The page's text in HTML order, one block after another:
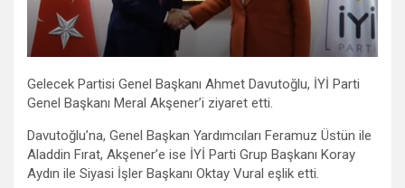
Gelecek Partisi Genel Başkanı Ahmet Davutoğlu, İYİ Parti
Genel Başkanı Meral Akşener’i ziyaret etti.
Davutoğlu’na, Genel Başkan Yardımcıları Feramuz Üstün ile
Aladdin Fırat, Akşener’e ise İYİ Parti Grup Başkanı Koray
Aydın ile Siyasi İşler Başkanı Oktay Vural eşlik etti.